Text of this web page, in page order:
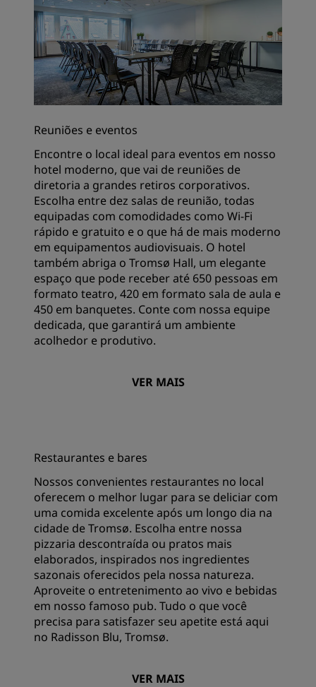
Reuniões e eventos
Encontre o local ideal para eventos em nosso
hotel moderno, que vai de reuniões de
diretoria a grandes retiros corporativos.
Escolha entre dez salas de reunião, todas
equipadas com comodidades como Wi-Fi
rápido e gratuito e o que há de mais moderno
em equipamentos audiovisuais. O hotel
também abriga o Tromsø Hall, um elegante
espaço que pode receber até 650 pessoas em
formato teatro, 420 em formato sala de aula e
450 em banquetes. Conte com nossa equipe
dedicada, que garantirá um ambiente
acolhedor e produtivo.
VER MAIS
Restaurantes e bares
Nossos convenientes restaurantes no local
oferecem o melhor lugar para se deliciar com
uma comida excelente após um longo dia na
cidade de Tromsø. Escolha entre nossa
pizzaria descontraída ou pratos mais
elaborados, inspirados nos ingredientes
sazonais oferecidos pela nossa natureza.
Aproveite o entretenimento ao vivo e bebidas
em nosso famoso pub. Tudo o que você
precisa para satisfazer seu apetite está aqui
no Radisson Blu, Tromsø.
VER MAIS